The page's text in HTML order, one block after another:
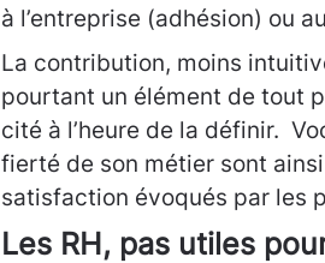
à l’entreprise (adhésion) ou
La contribution, moins
pourtant un élément de tout
cité à l’heure de la définir.
fierté de son métier sont
satisfaction évoqués par les
Les RH, pas utiles